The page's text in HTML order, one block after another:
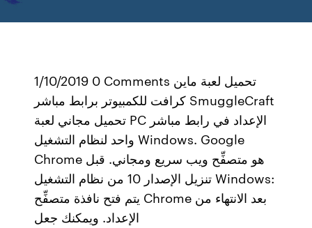
1/10/2019 0 Comments تحميل لعبة ماين
كرافت للكمبيوتر برابط مباشر SmuggleCraft
تحميل مجاني لعبة PC الإعداد في رابط مباشر
واحد لنظام التشغيل Windows. Google
Chrome هو متصفِّح ويب سريع ومجاني. قبل
تنزيل الإصدار 10 من نظام التشغيل Windows:
يتم فتح نافذة متصفِّح Chrome بعد الانتهاء من